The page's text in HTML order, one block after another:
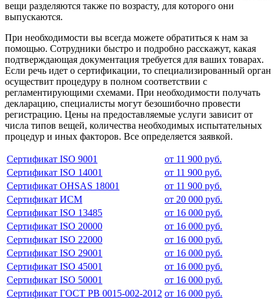
вещи разделяются также по возрасту, для которого они
выпускаются.
При необходимости вы всегда можете обратиться к нам за
помощью. Сотрудники быстро и подробно расскажут, какая
подтверждающая документация требуется для ваших товарах.
Если речь идет о сертификации, то специализированный орган
осуществит процедуру в полном соответствии с
регламентирующими схемами. При необходимости получать
декларацию, специалисты могут безошибочно провести
регистрацию. Цены на предоставляемые услуги зависит от
числа типов вещей, количества необходимых испытательных
процедур и иных факторов. Все определяется заявкой.
Сертификат ISO 9001
от 11 900 руб.
Сертификат ISO 14001
от 11 900 руб.
Сертификат OHSAS 18001
от 11 900 руб.
Сертификат ИСМ
от 20 000 руб.
Сертификат ISO 13485
от 16 000 руб.
Сертификат ISO 20000
от 16 000 руб.
Сертификат ISO 22000
от 16 000 руб.
Сертификат ISO 29001
от 16 000 руб.
Сертификат ISO 45001
от 16 000 руб.
Сертификат ISO 50001
от 16 000 руб.
Сертификат ГОСТ РВ 0015-002-2012 от 16 000 руб.